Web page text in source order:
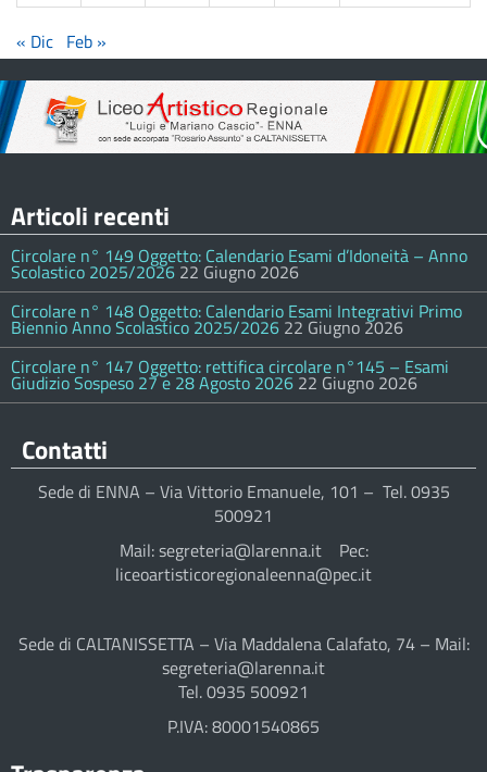
« Dic Feb »
Articoli recenti
Circolare n° 149 Oggetto: Calendario Esami d’Idoneità – Anno
Scolastico 2025/2026 22 Giugno 2026
Circolare n° 148 Oggetto: Calendario Esami Integrativi Primo
Biennio Anno Scolastico 2025/2026 22 Giugno 2026
Circolare n° 147 Oggetto: rettifica circolare n°145 – Esami
Giudizio Sospeso 27 e 28 Agosto 2026 22 Giugno 2026
Contatti
Sede di ENNA – Via Vittorio Emanuele, 101 – Tel. 0935
500921
Mail: segreteria@larenna.it Pec:
liceoartisticoregionaleenna@pec.it
Sede di CALTANISSETTA – Via Maddalena Calafato, 74 – Mail:
segreteria@larenna.it
Tel. 0935 500921
P.IVA: 80001540865